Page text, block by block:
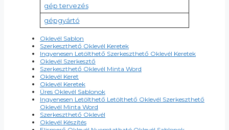
gép tervezés
gépgyártó
Oklevél Sablon
Szerkeszthető Oklevél Keretek
Ingyenesen Letölthető Szerkeszthető Oklevél Keretek
Oklevél Szerkesztő
Szerkeszthető Oklevél Minta Word
Oklevél Keret
Oklevél Keretek
Üres Oklevél Sablonok
Ingyenesen Letölthető Letölthető Oklevél Szerkeszthető
Oklevél Minta Word
Szerkeszthető Oklevél
Oklevél Készítés